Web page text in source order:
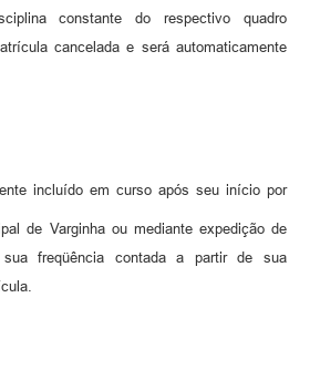
constante do respectivo quadro
cancelada e será automaticamente
incluído em curso após seu início por
de Varginha ou mediante expedição de
freqüência contada a partir de sua